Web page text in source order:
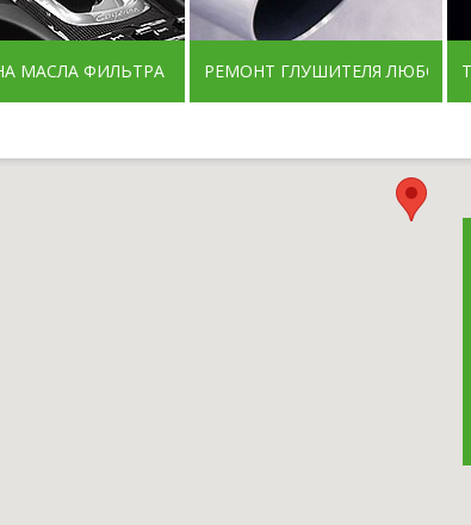
МАСЛА ФИЛЬТРА В АВТОМАТЕРЕМОНТ ГЛУШИТЕЛЯ ЛЮБОЙ